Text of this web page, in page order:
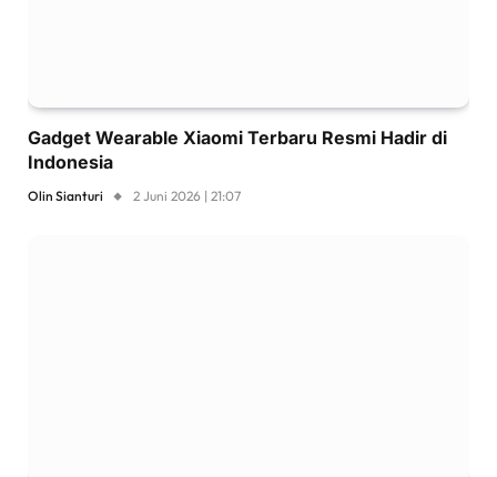
Gadget Wearable Xiaomi Terbaru Resmi Hadir di
Indonesia
Olin Sianturi 2 Juni 2026 | 21:07